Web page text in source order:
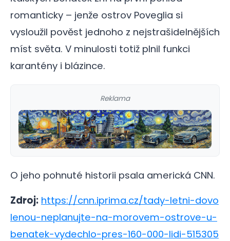
romanticky – jenže ostrov Poveglia si
vysloužil pověst jednoho z nejstrašidelnějších
míst světa. V minulosti totiž plnil funkci
karantény i blázince.
Reklama
O jeho pohnuté historii psala americká CNN.
Zdroj: https://cnn.iprima.cz/tady-letni-dovo
lenou-neplanujte-na-morovem-ostrove-u-
benatek-vydechlo-pres-160-000-lidi-515305